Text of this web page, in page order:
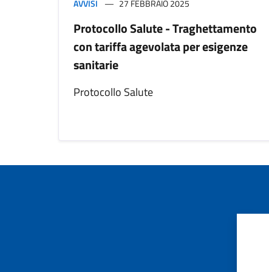
AVVISI 27 FEBBRAIO 2025
Protocollo Salute - Traghettamento
con tariffa agevolata per esigenze
sanitarie
Protocollo Salute